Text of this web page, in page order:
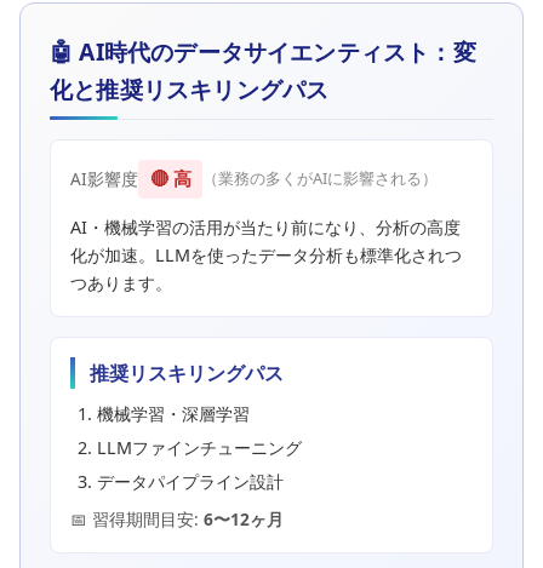
🤖 AI時代のデータサイエンティスト：変
化と推奨リスキリングパス
AI影響度 🔴 高 （業務の多くがAIに影響される）
AI・機械学習の活用が当たり前になり、分析の高度
化が加速。LLMを使ったデータ分析も標準化されつ
つあります。
推奨リスキリングパス
機械学習・深層学習
LLMファインチューニング
データパイプライン設計
📅 習得期間目安: 6〜12ヶ月